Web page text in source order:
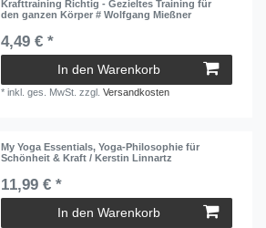
Krafttraining Richtig - Gezieltes Training für
den ganzen Körper # Wolfgang Mießner
4,49 € *
In den Warenkorb
*inkl. ges. MwSt. zzgl.Versandkosten
My Yoga Essentials, Yoga-Philosophie für
Schönheit & Kraft / Kerstin Linnartz
11,99 € *
In den Warenkorb